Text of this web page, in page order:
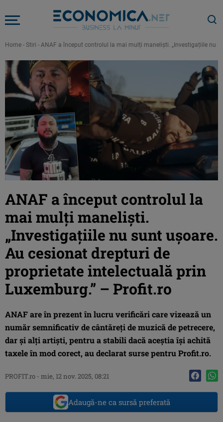
Home - Stiri - ANAF a început controlul la mai mulți maneliști. „Investigațiile nu
ANAF a început controlul la
mai mulți maneliști.
„Investigațiile nu sunt ușoare.
Au cesionat drepturi de
proprietate intelectuală prin
Luxemburg.” – Profit.ro
ANAF are în prezent în lucru verificări care vizează un
număr semnificativ de cântăreți de muzică de petrecere,
dar și alți artiști, pentru a stabili dacă aceștia își achită
taxele în mod corect, au declarat surse pentru Profit.ro.
PROFIT.ro - mie, 12 nov. 2025, 08:21
Adaugă-ne ca sursă preferată